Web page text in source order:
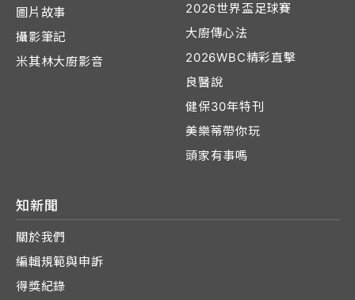
圖片故事
攝影筆記
米其林大廚影音
2026世界盃足球賽
大廚傳心法
2026WBC精彩直擊
良醫說
健保30年特刊
美樂蒂帶你玩
頭家有事嗎
知新聞
關於我們
編輯規範與申訴
得獎紀錄